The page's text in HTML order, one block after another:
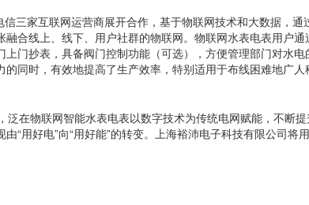
三家互联网运营商展开合作，基于物联网技术和大数据，
合线上、线下、用户社群的物联网。物联网水表电表用户
门抄表，具备阀门控制功能（可选），方便管理部门对水
的同时，有效地提高了生产效率，特别适用于布线困难地广
在物联网智能水表电表以数字技术为传统电网赋能，不断
“用好电”向“用好能”的转变。上海裕沛电子科技有限公司将